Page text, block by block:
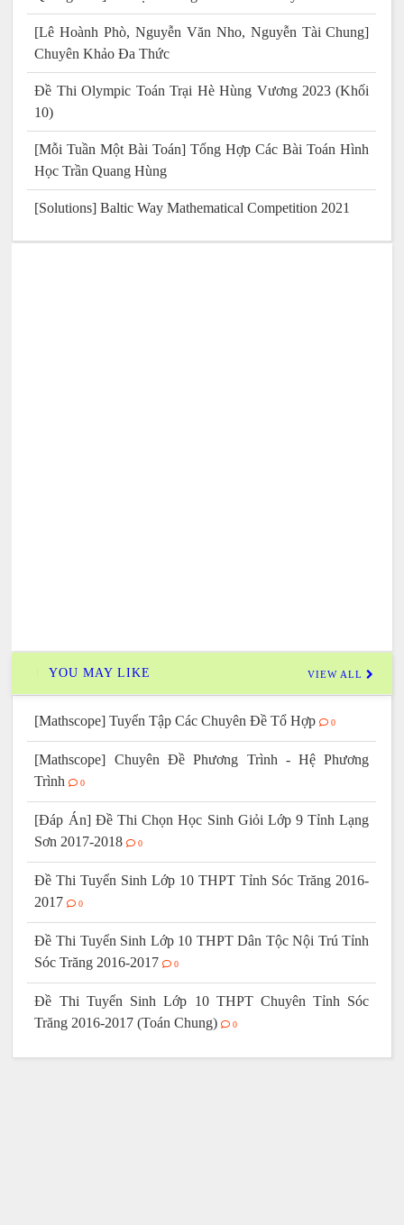
[Lê Hoành Phò, Nguyễn Văn Nho, Nguyễn Tài Chung]
Chuyên Khảo Đa Thức
Đề Thi Olympic Toán Trại Hè Hùng Vương 2023 (Khối
10)
[Mỗi Tuần Một Bài Toán] Tổng Hợp Các Bài Toán Hình
Học Trần Quang Hùng
[Solutions] Baltic Way Mathematical Competition 2021
YOU MAY LIKE VIEW ALL
[Mathscope] Tuyển Tập Các Chuyên Đề Tổ Hợp 0
[Mathscope] Chuyên Đề Phương Trình - Hệ Phương
Trình
0
[Đáp Án] Đề Thi Chọn Học Sinh Giỏi Lớp 9 Tỉnh Lạng
Sơn 2017-2018
0
Đề Thi Tuyển Sinh Lớp 10 THPT Tỉnh Sóc Trăng 2016-
2017
0
Đề Thi Tuyển Sinh Lớp 10 THPT Dân Tộc Nội Trú Tỉnh
Sóc Trăng 2016-2017
0
Đề Thi Tuyển Sinh Lớp 10 THPT Chuyên Tỉnh Sóc
Trăng 2016-2017 (Toán Chung)
0